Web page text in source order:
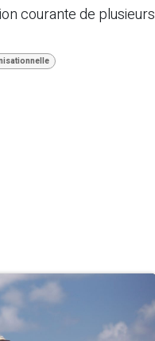
courante de plusieurs